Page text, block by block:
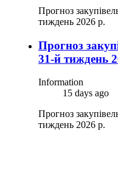
Прогноз
тиждень 2026 р.
Прогноз
31-й тиждень
Information
15 days ago
Прогноз
тиждень 2026 р.